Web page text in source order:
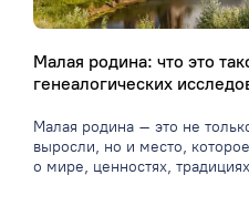
Малая родина: что это
генеалогических
Малая родина – это не
выросли, но и место,
о мире, ценностях,